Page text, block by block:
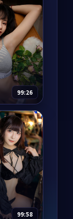
2025
、王凯 等
上海到延安
图」秘密
个本毫不
肩负把一
图安全送
一路上每
都是被付
故...
8.6 战争
99:26
2015
音、沈腾
一部以悬
影视作
机、反转
展开，整
，值得推
9.5 悬疑
99:58